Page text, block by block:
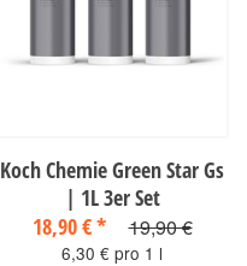
Koch Chemie Green Star Gs
| 1L 3er Set
18,90 €* 19,90 €
6,30 € pro 1 l